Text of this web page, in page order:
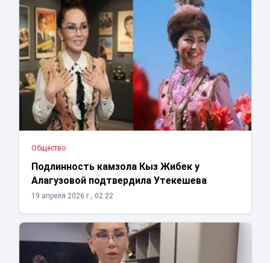
Общество
Подлинность камзола Кыз Жибек у
Алагузовой подтвердила Утекешева
19 апреля 2026 г., 02:22